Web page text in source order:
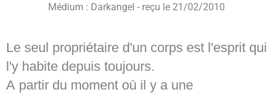
Médium : Darkangel - reçu le 21/02/2010
Le seul propriétaire d'un corps est l'esprit qui
l'y habite depuis toujours.
A partir du moment où il y a une